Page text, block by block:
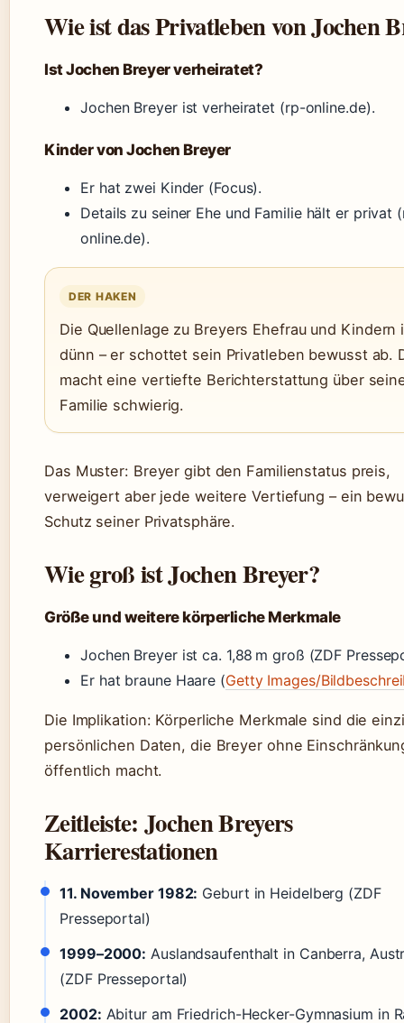
Wie ist das Privatleben von Jochen
Ist Jochen Breyer verheiratet?
Jochen Breyer ist verheiratet (rp-online.de).
Kinder von Jochen Breyer
Er hat zwei Kinder (Focus).
Details zu seiner Ehe und Familie hält er privat
online.de).
DER HAKEN
Die Quellenlage zu Breyers Ehefrau und Kindern
dünn – er schottet sein Privatleben bewusst ab.
macht eine vertiefte Berichterstattung über
Familie schwierig.
Das Muster: Breyer gibt den Familienstatus preis,
verweigert aber jede weitere Vertiefung – ein
Schutz seiner Privatsphäre.
Wie groß ist Jochen Breyer?
Größe und weitere körperliche Merkmale
Jochen Breyer ist ca. 1,88 m groß (ZDF
Er hat braune Haare (Getty Images/
Die Implikation: Körperliche Merkmale sind die
persönlichen Daten, die Breyer ohne
öffentlich macht.
Zeitleiste: Jochen Breyers
Karrierestationen
11. November 1982: Geburt in Heidelberg (ZDF
Presseportal)
1999–2000: Auslandsaufenthalt in Canberra,
(ZDF Presseportal)
2002: Abitur am Friedrich-Hecker-Gymnasium in